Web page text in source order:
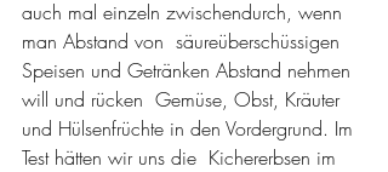
auch mal einzeln zwischendurch, wenn
man Abstand von  säureüberschüssigen
Speisen und Getränken Abstand nehmen
will und rücken  Gemüse, Obst, Kräuter
und Hülsenfrüchte in den Vordergrund. Im
Test hätten wir uns die  Kichererbsen im